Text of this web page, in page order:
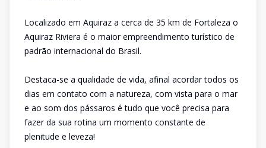
Localizado em Aquiraz a cerca de 35 km de Fortaleza o
Aquiraz Riviera é o maior empreendimento turístico de
padrão internacional do Brasil.
Destaca-se a qualidade de vida, afinal acordar todos os
dias em contato com a natureza, com vista para o mar
e ao som dos pássaros é tudo que você precisa para
fazer da sua rotina um momento constante de
plenitude e leveza!